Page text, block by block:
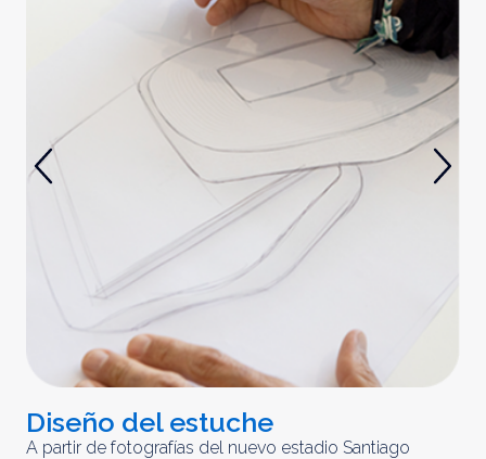
Diseño del estuche
A partir de fotografías del nuevo estadio Santiago